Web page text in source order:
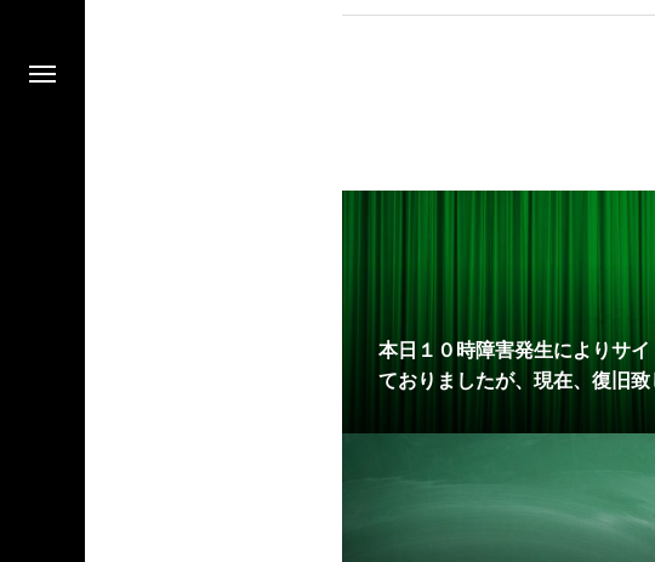
本日１０時障害発生によりサ
ておりましたが、現在、復旧